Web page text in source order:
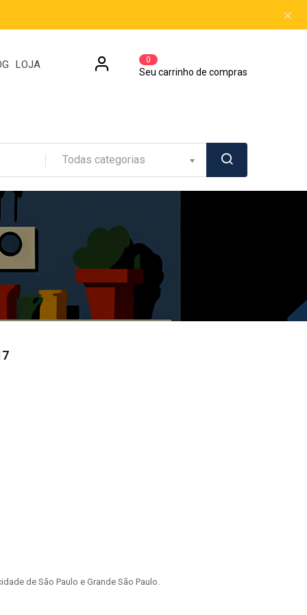
LOJA
Seu carrinho de compras
0
Todas categorias
de São Paulo e Grande São Paulo.